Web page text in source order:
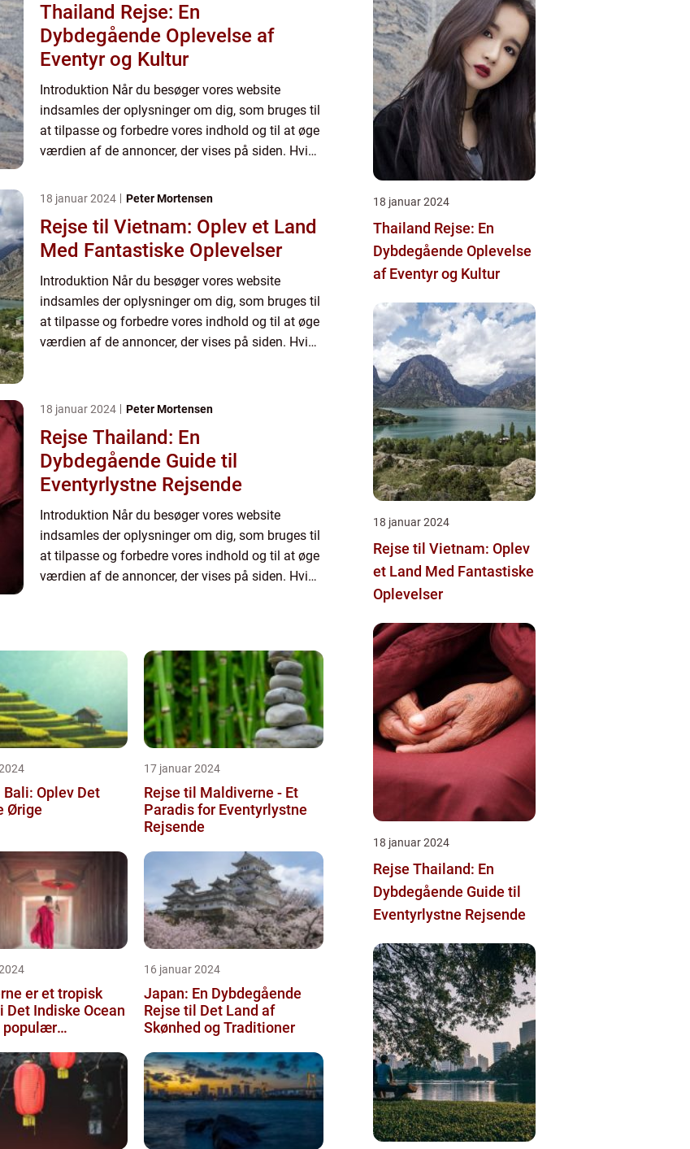
Thailand Rejse: En
Dybdegående Oplevelse af
Eventyr og Kultur
Introduktion Når du besøger vores website
indsamles der oplysninger om dig, som bruges til
at tilpasse og forbedre vores indhold og til at øge
værdien af de annoncer, der vises på siden. Hvis
du slett...
18 januar 2024 Peter Mortensen
Rejse til Vietnam: Oplev et Land
Med Fantastiske Oplevelser
Introduktion Når du besøger vores website
indsamles der oplysninger om dig, som bruges til
at tilpasse og forbedre vores indhold og til at øge
værdien af de annoncer, der vises på siden. Hvis
18 januar 2024 Peter Mortensen
Rejse Thailand: En
Dybdegående Guide til
Eventyrlystne Rejsende
Introduktion Når du besøger vores website
indsamles der oplysninger om dig, som bruges til
at tilpasse og forbedre vores indhold og til at øge
værdien af de annoncer, der vises på siden. Hvis
Oplev Det
Ørige
17 januar 2024
Rejse til Maldiverne - Et
Paradis for Eventyrlystne
Rejsende
er et tropisk
Det Indiske Ocean
populær
16 januar 2024
Japan: En Dybdegående
Rejse til Det Land af
Skønhed og Traditioner
18 januar 2024
Thailand Rejse: En
Dybdegående Oplevelse
af Eventyr og Kultur
18 januar 2024
Rejse til Vietnam: Oplev
et Land Med Fantastiske
Oplevelser
18 januar 2024
Rejse Thailand: En
Dybdegående Guide til
Eventyrlystne Rejsende